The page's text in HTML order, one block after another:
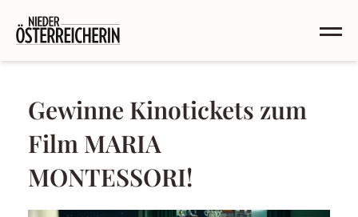
Gewinne Kinotickets zum
Film MARIA
MONTESSORI!